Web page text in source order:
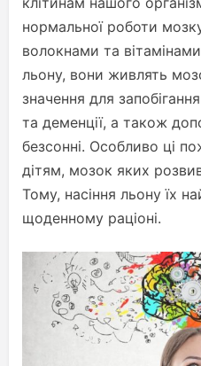
нормальної роботи
волокнами та
льону, вони живлять
значення для
та деменції, а також
безсонні. Особливо ці
дітям, мозок яких
Тому, насіння льону їх
щоденному раціоні.